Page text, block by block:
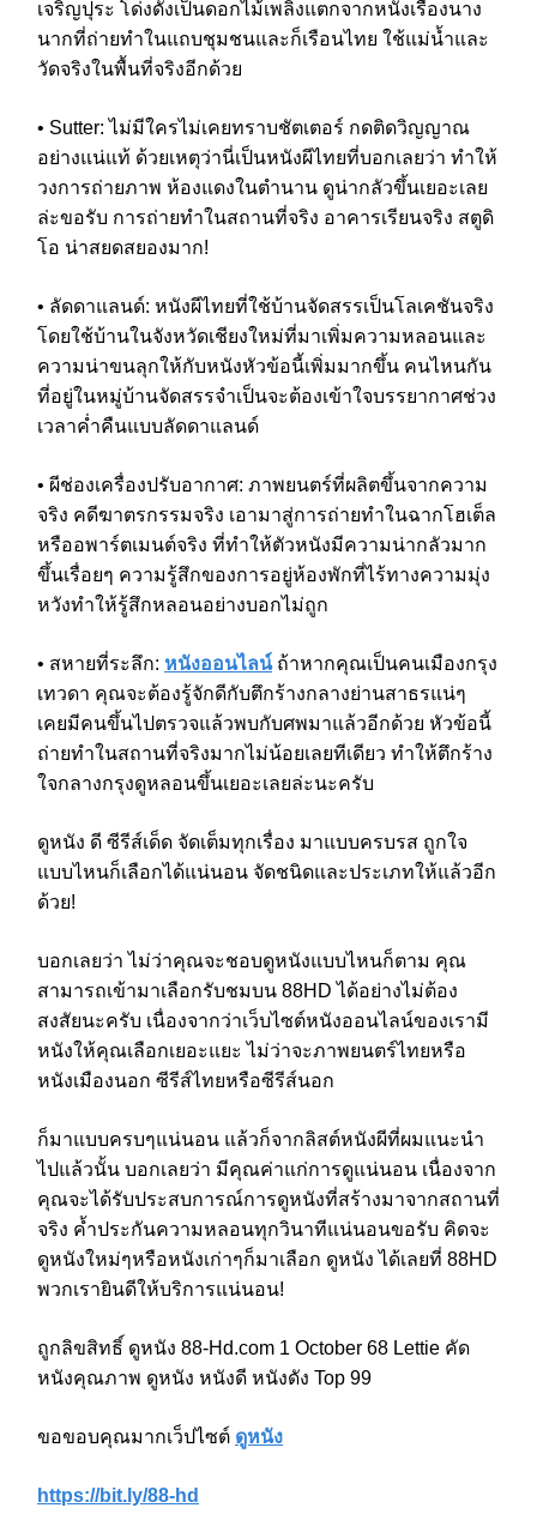
เจริญปุระ โด่งดังเป็นดอกไม้เพลิงแตกจากหนังเรื่องนาง
นากที่ถ่ายทำในแถบชุมชนและก็เรือนไทย ใช้แม่น้ำและ
วัดจริงในพื้นที่จริงอีกด้วย
• Sutter: ไม่มีใครไม่เคยทราบชัตเตอร์ กดติดวิญญาณ
อย่างแน่แท้ ด้วยเหตุว่านี่เป็นหนังผีไทยที่บอกเลยว่า ทำให้
วงการถ่ายภาพ ห้องแดงในตำนาน ดูน่ากลัวขึ้นเยอะเลย
ล่ะขอรับ การถ่ายทำในสถานที่จริง อาคารเรียนจริง สตูดิ
โอ น่าสยดสยองมาก!
• ลัดดาแลนด์: หนังผีไทยที่ใช้บ้านจัดสรรเป็นโลเคชันจริง
โดยใช้บ้านในจังหวัดเชียงใหม่ที่มาเพิ่มความหลอนและ
ความน่าขนลุกให้กับหนังหัวข้อนี้เพิ่มมากขึ้น คนไหนกัน
ที่อยู่ในหมู่บ้านจัดสรรจำเป็นจะต้องเข้าใจบรรยากาศช่วง
เวลาค่ำคืนแบบลัดดาแลนด์
• ผีช่องเครื่องปรับอากาศ: ภาพยนตร์ที่ผลิตขึ้นจากความ
จริง คดีฆาตรกรรมจริง เอามาสู่การถ่ายทำในฉากโฮเต็ล
หรืออพาร์ตเมนต์จริง ที่ทำให้ตัวหนังมีความน่ากลัวมาก
ขึ้นเรื่อยๆ ความรู้สึกของการอยู่ห้องพักที่ไร้ทางความมุ่ง
หวังทำให้รู้สึกหลอนอย่างบอกไม่ถูก
• สหายที่ระลึก: หนังออนไลน์ถ้าหากคุณเป็นคนเมืองกรุง
เทวดา คุณจะต้องรู้จักดีกับตึกร้างกลางย่านสาธรแน่ๆ
เคยมีคนขึ้นไปตรวจแล้วพบกับศพมาแล้วอีกด้วย หัวข้อนี้
ถ่ายทำในสถานที่จริงมากไม่น้อยเลยทีเดียว ทำให้ตึกร้าง
ใจกลางกรุงดูหลอนขึ้นเยอะเลยล่ะนะครับ
ดูหนัง ดี ซีรีส์เด็ด จัดเต็มทุกเรื่อง มาแบบครบรส ถูกใจ
แบบไหนก็เลือกได้แน่นอน จัดชนิดและประเภทให้แล้วอีก
ด้วย!
บอกเลยว่า ไม่ว่าคุณจะชอบดูหนังแบบไหนก็ตาม คุณ
สามารถเข้ามาเลือกรับชมบน 88HD ได้อย่างไม่ต้อง
สงสัยนะครับ เนื่องจากว่าเว็บไซต์หนังออนไลน์ของเรามี
หนังให้คุณเลือกเยอะแยะ ไม่ว่าจะภาพยนตร์ไทยหรือ
หนังเมืองนอก ซีรีส์ไทยหรือซีรีส์นอก
ก็มาแบบครบๆแน่นอน แล้วก็จากลิสต์หนังผีที่ผมแนะนำ
ไปแล้วนั้น บอกเลยว่า มีคุณค่าแก่การดูแน่นอน เนื่องจาก
คุณจะได้รับประสบการณ์การดูหนังที่สร้างมาจากสถานที่
จริง ค้ำประกันความหลอนทุกวินาทีแน่นอนขอรับ คิดจะ
ดูหนังใหม่ๆหรือหนังเก่าๆก็มาเลือก ดูหนัง ได้เลยที่ 88HD
พวกเรายินดีให้บริการแน่นอน!
ถูกลิขสิทธิ์ ดูหนัง 88-Hd.com 1 October 68 Lettie คัด
หนังคุณภาพ ดูหนัง หนังดี หนังดัง Top 99
ขอขอบคุณมากเว็ปไซต์ ดูหนัง
https://bit.ly/88-hd